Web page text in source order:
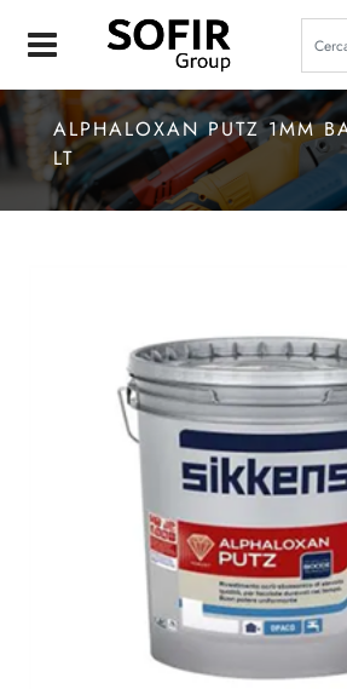
ALPHALOXAN PUTZ 1MM
LT